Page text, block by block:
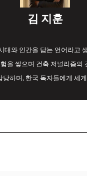
김 지훈
대와 인간을 담는 언어라고
을 쌓으며 건축 저널리즘의
하며, 한국 독자들에게 세